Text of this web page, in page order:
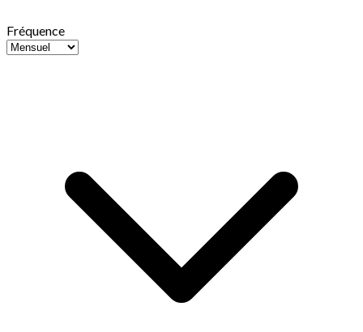
Fréquence